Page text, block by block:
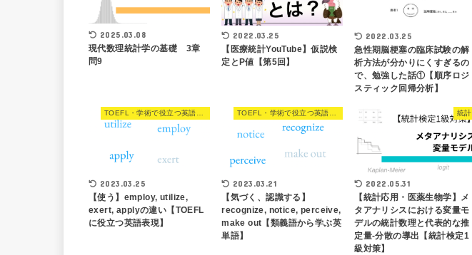
2025.03.08
現代数理統計学の基礎 3章
問9
2022.03.25
【医療統計YouTube】仮説検
定とP値【第5回】
2022.03.25
急性期脳梗塞の臨床試験の解
析方法が分かりにくすぎるの
で、勉強した話①【順序ロジ
スティック回帰分析】
TOEFL・学術で役立つ英語表現
2023.03.25
【使う】employ, utilize,
exert, applyの違い【TOEFL
に役立つ英語表現】
TOEFL・学術で役立つ英語表現
2023.03.21
【気づく、認識する】
recognize, notice, perceive,
make out【類義語から学ぶ英
単語】
統計
2022.05.31
【統計応用・医薬生物学】メ
タアナリシスにおける変量モ
デルの統計数理と代表的な推
定量-分散の導出【統計検定1
級対策】